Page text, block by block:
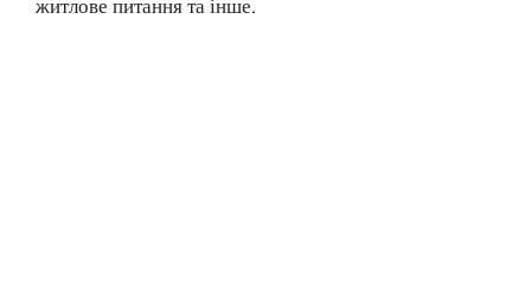
житлове питання та інше.